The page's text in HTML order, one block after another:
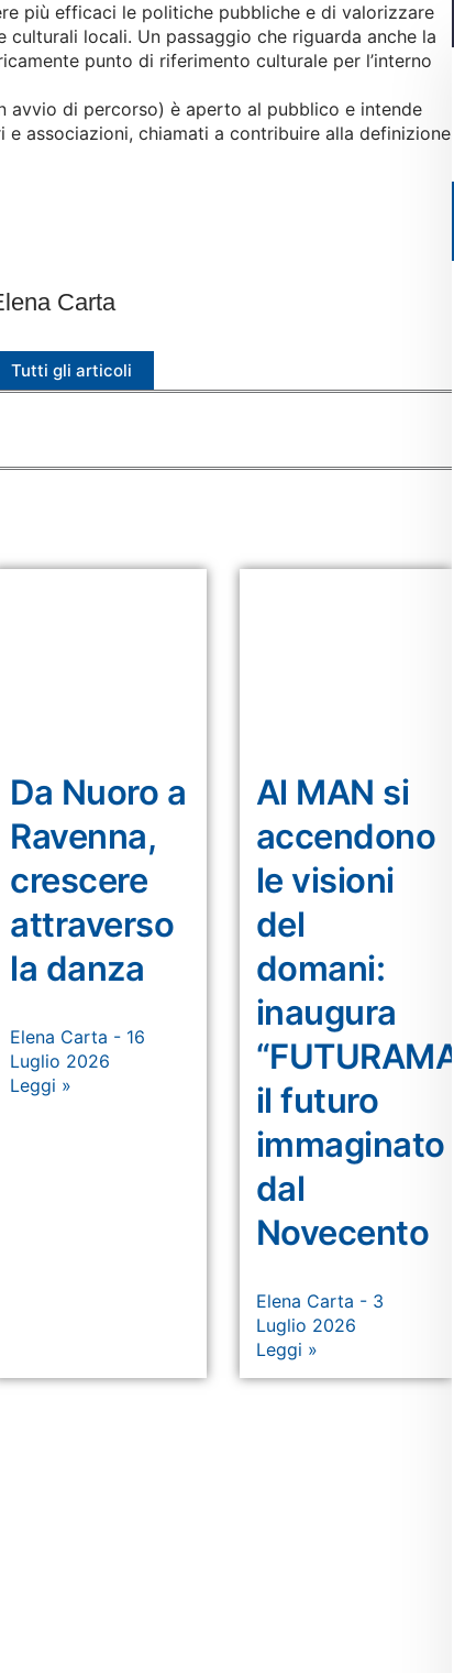
più efficaci le politiche pubbliche e di valorizzare
locali. Un passaggio che riguarda anche la
punto di riferimento culturale per l’interno
avvio di percorso) è aperto al pubblico e intende
associazioni, chiamati a contribuire alla definizione
Carta
Tutti gli articoli
Da Nuoro a
Ravenna,
crescere
attraverso
la danza
Elena Carta
16
Luglio 2026
Leggi »
Al MAN si
accendono
le visioni
del
domani:
inaugura
“FUTURAMA”,
il futuro
immaginato
dal
Novecento
Elena Carta
3
Luglio 2026
Leggi »